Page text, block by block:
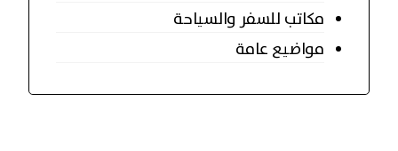
مكاتب للسفر والسياحة
مواضيع عامة